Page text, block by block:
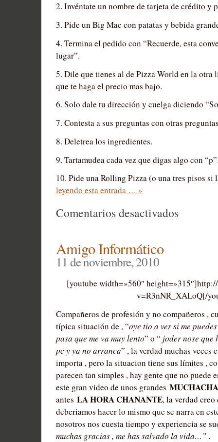
2. Invéntate un nombre de tarjeta de crédito y
3. Pide un Big Mac con patatas y bebida
4. Termina el pedido con “Recuerde, esta
lugar”.
5. Dile que tienes al de Pizza World en la otra
que te haga el precio mas bajo.
6. Solo dale tu dirección y cuelga diciendo
7. Contesta a sus preguntas con otras
8. Deletrea los ingredientes.
9. Tartamudea cada vez que digas algo con
10. Pide una Rolling Pizza (o una tres pisos
leyendo esta entrada … »
Comentarios desactivados
del
de
Telepizza
Amigo Informático
11 de noviembre, 2010
[youtube width=»560″
v=R3nNR_XALoQ[/
Compañeros de profesión y no compañeros ,
típica situación de , “oye tio a ver si me
pasa que me va muy lento” o “ joder nose que
pc y ya no arranca” , la verdad muchas veces
importa , pero la situacion tiene sus límites ,
parecen tan simples , hay gente que no puede
este gran video de unos grandes
antes LA HORA CHANANTE, la verdad creo
deberiamos hacer lo mismo que se narra en
nosotros nos cuesta tiempo y experiencia se
muchas gracias , me has salvado la vida…” .